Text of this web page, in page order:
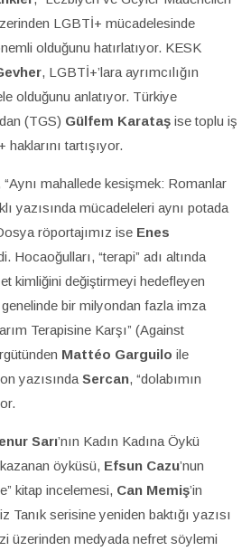
LGBTİ+ mücadelesinde
olduğunu hatırlatıyor. KESK
, LGBTİ+’lara ayrımcılığın
olduğunu anlatıyor. Türkiye
(TGS) Gülfem Karataş ise toplu iş
tartışıyor.
“Aynı mahallede kesişmek: Romanlar
yazısında mücadeleleri aynı potada
röportajımız ise Enes
Hocaoğulları, “terapi” adı altında
kimliğini değiştirmeyi hedefleyen
bir milyondan fazla imza
Terapisine Karşı” (Against
Mattéo Garguilo ile
yazısında Sercan, “dolabımın
Sarı’nın Kadın Kadına Öykü
kazanan öyküsü, Efsun Cazu’nun
kitap incelemesi, Can Memiş’in
Tanık serisine yeniden baktığı yazısı
üzerinden medyada nefret söylemi